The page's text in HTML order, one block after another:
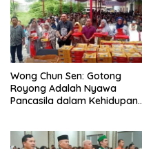
Wong Chun Sen: Gotong
Royong Adalah Nyawa
Pancasila dalam Kehidupan